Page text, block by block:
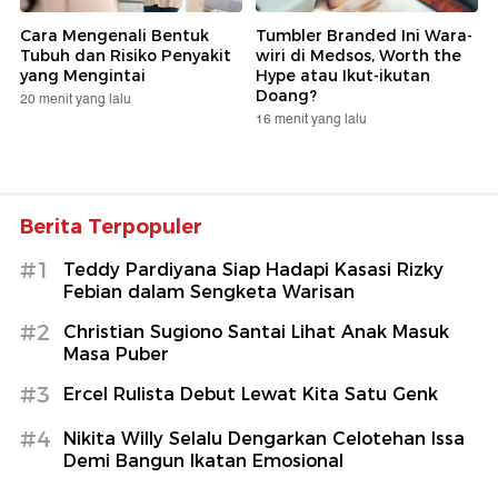
Cara Mengenali Bentuk
Tubuh dan Risiko Penyakit
yang Mengintai
20 menit yang lalu
Tumbler Branded Ini Wara-
wiri di Medsos, Worth the
Hype atau Ikut-ikutan
Doang?
16 menit yang lalu
Berita Terpopuler
#1
Teddy Pardiyana Siap Hadapi Kasasi Rizky
Febian dalam Sengketa Warisan
#2
Christian Sugiono Santai Lihat Anak Masuk
Masa Puber
#3 Ercel Rulista Debut Lewat Kita Satu Genk
#4
Nikita Willy Selalu Dengarkan Celotehan Issa
Demi Bangun Ikatan Emosional